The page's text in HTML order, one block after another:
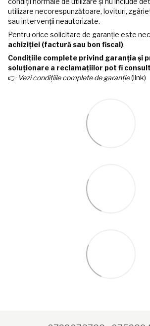
utilizare necorespunzătoare, lovituri,
sau intervenții neautorizate.
Pentru orice solicitare de garanție este
achiziției (factură sau bon fiscal).
Condițiile complete privind garanția și
soluționare a reclamațiilor pot fi
👉 Vezi condițiile complete de garanție(link)